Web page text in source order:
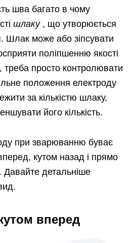
шва багато в чому
шлаку , що утворюється
Шлак може або зіпсувати
поліпшенню якості
треба просто контролювати
положення електроду
за кількістю шлаку,
його кількість.
при зварюванню буває
кутом назад і прямо
Давайте детальніше
вперед